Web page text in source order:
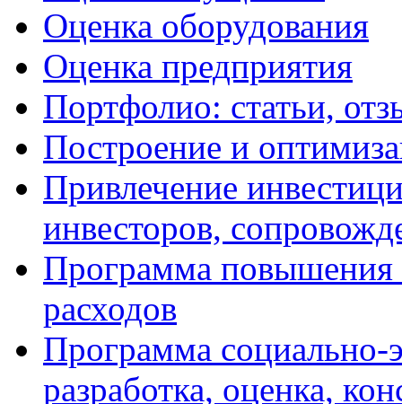
Оценка оборудования
Оценка предприятия
Портфолио: статьи,
Построение и
Привлечение
инвесторов,
Программа
расходов
Программа социально-
разработка, оценка,